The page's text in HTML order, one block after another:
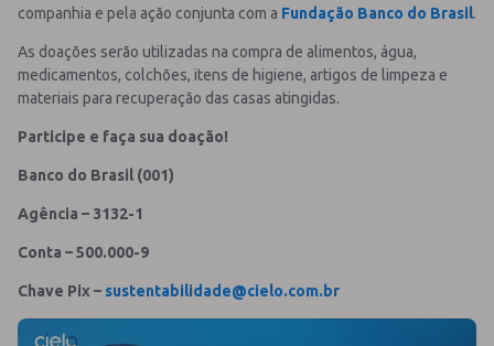
companhia e pela ação conjunta com a Fundação Banco do Brasil.
As doações serão utilizadas na compra de alimentos, água,
medicamentos, colchões, itens de higiene, artigos de limpeza e
materiais para recuperação das casas atingidas.
Participe e faça sua doação!
Banco do Brasil (001)
Agência – 3132-1
Conta – 500.000-9
Chave Pix – sustentabilidade@cielo.com.br